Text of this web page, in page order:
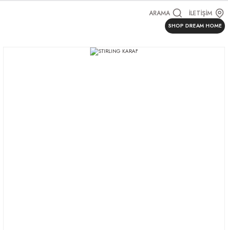
ARAMA İLETİŞİM
SHOP DREAM HOME